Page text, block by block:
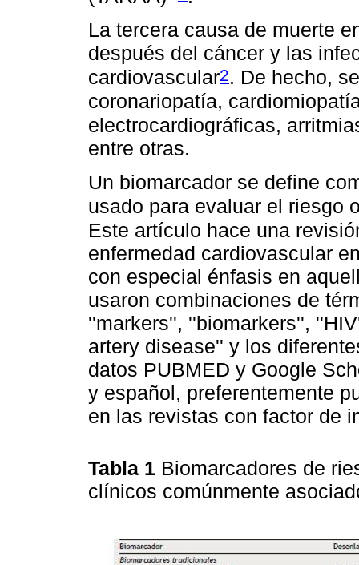
La tercera causa de muerte
después del cáncer y las
cardiovascular2. De hecho,
coronariopatía,
electrocardiográficas,
entre otras.
Un biomarcador se define
usado para evaluar el riesgo
Este artículo hace una
enfermedad cardiovascular
con especial énfasis en
usaron combinaciones de
''markers'', ''biomarkers'',
artery disease'' y los
datos PUBMED y Google
y español, preferentemente
en las revistas con factor de
Tabla 1 Biomarcadores de
clínicos comúnmente